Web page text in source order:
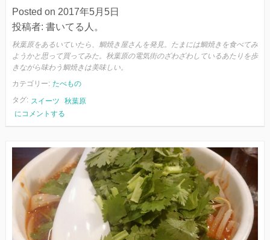
Posted on 2017年5月5日
投稿者: 書いてる人。
秋葉原をあるいていたら、鯛焼き屋さんを発見。たまには鯛焼きを食べてみ
ようかと思って買ってみた。秋葉原の電気街のざわざわしているあたりを歩
きながら味わう鯛焼きは美味しい。
カテゴリー: たべもの
タグ: スイーツ
秋葉原
秋
葉
と
鯛
焼
き
にコメントする